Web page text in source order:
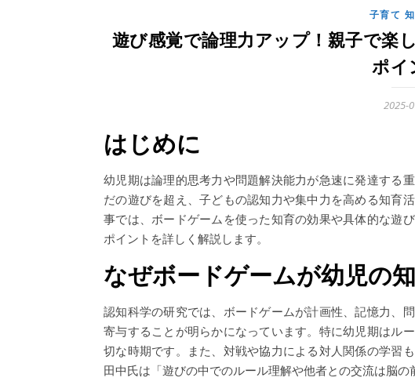
子育て
遊び感覚で論理力アップ！親子で楽
ポイ
2025-
はじめに
幼児期は論理的思考力や問題解決能力が急速に発達する
だの遊びを超え、子どもの認知力や集中力を高める知育
事では、ボードゲームを使った知育の効果や具体的な遊
ポイントを詳しく解説します。
なぜボードゲームが幼児の
認知科学の研究では、ボードゲームが計画性、記憶力、
寄与することが明らかになっています。特に幼児期はル
切な時期です。また、対戦や協力による対人関係の学習
田中氏は「遊びの中でのルール理解や他者との交流は脳